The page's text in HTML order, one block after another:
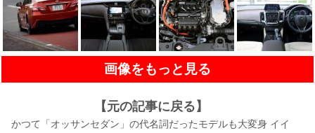
画像をもっと見る
【元の記事に戻る】
かつて「オッサンセダン」の代名詞だったモデルも大変身 イイ